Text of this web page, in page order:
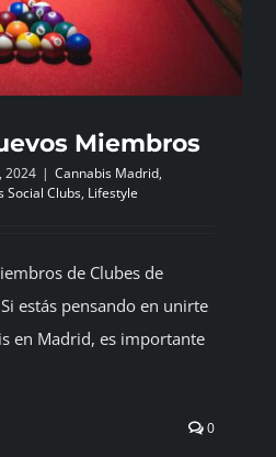
Miembros
2024 | Cannabis Madrid,
Social Clubs, Lifestyle
de Clubes de
estás pensando en unirte
en Madrid, es importante
0